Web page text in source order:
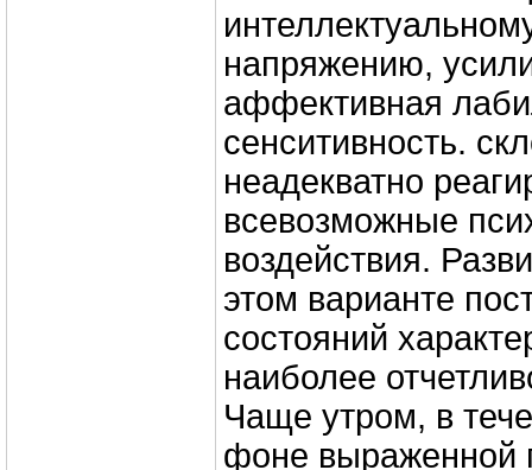
напряжению,
аффективная
сенситивность.
неадекватно
всевозможные
воздействия.
этом варианте
состояний
наиболее
Чаще утром, в
фоне выраженной